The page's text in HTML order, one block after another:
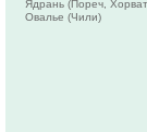
Ядрань (Пореч,
Овалье (Чили)